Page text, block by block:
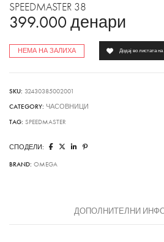
SPEEDMASTER 38
399.000 денари
НЕМА НА ЗАЛИХА Додај во листата
SKU: 32430385002001
CATEGORY: ЧАСОВНИЦИ
TAG: SPEEDMASTER
СПОДЕЛИ:
BRAND: OMEGA
ДОПОЛНИТЕЛНИ